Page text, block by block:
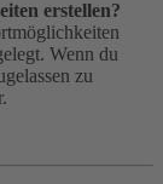
erstellen?
Wenn du
zu